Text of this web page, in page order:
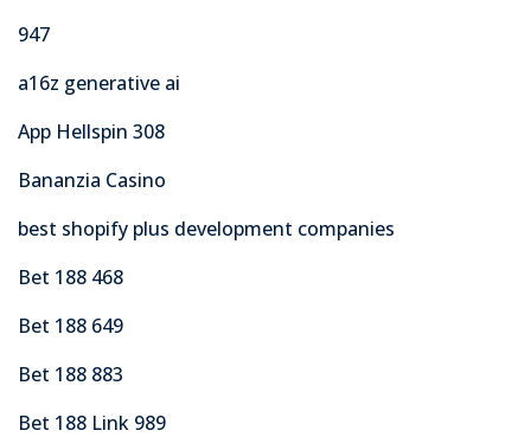
947
a16z generative ai
App Hellspin 308
Bananzia Casino
best shopify plus development companies
Bet 188 468
Bet 188 649
Bet 188 883
Bet 188 Link 989